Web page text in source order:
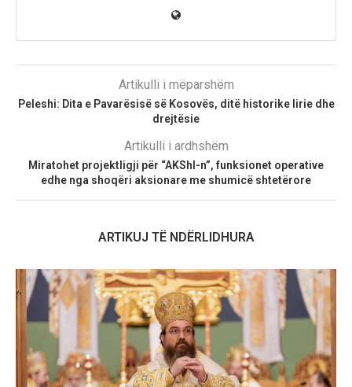
Artikulli i mëparshëm
Peleshi: Dita e Pavarësisë së Kosovës, ditë historike lirie dhe
drejtësie
Artikulli i ardhshëm
Miratohet projektligji për “AKShI-n”, funksionet operative
edhe nga shoqëri aksionare me shumicë shtetërore
ARTIKUJ TË NDËRLIDHURA